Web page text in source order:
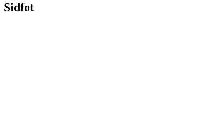
Sidfot